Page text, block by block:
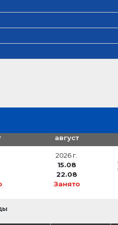
август
2026 г.
15.08
22.08
Занято